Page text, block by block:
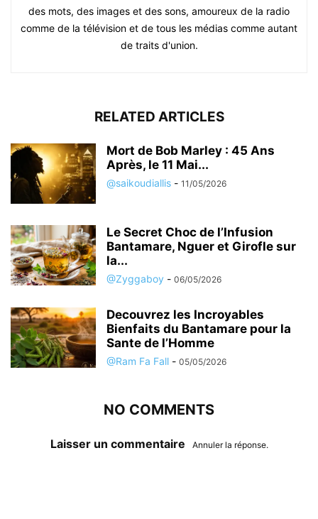
des mots, des images et des sons, amoureux de la radio
comme de la télévision et de tous les médias comme autant
de traits d'union.
RELATED ARTICLES
Mort de Bob Marley : 45 Ans
Après, le 11 Mai...
@saikoudiallis - 11/05/2026
Le Secret Choc de l’Infusion
Bantamare, Nguer et Girofle sur
la...
@Zyggaboy - 06/05/2026
Decouvrez les Incroyables
Bienfaits du Bantamare pour la
Sante de l’Homme
@Ram Fa Fall - 05/05/2026
NO COMMENTS
Laisser un commentaire Annuler la réponse.